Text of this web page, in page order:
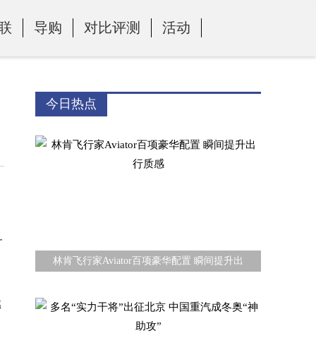
导购 对比评测 活动
今日热点
林肯飞行家Aviator百项豪华配置 瞬间提升出